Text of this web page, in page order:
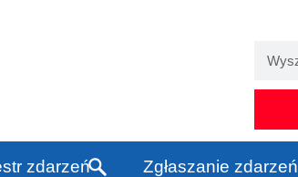
zdarzeń Zgłaszanie zdarzeń